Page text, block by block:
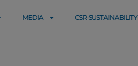
MEDIA CSR-SUSTAINABILITY